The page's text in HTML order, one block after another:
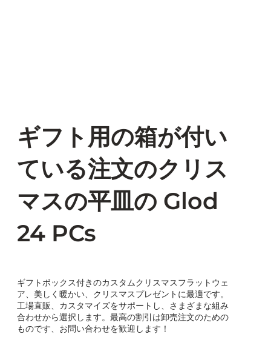
ギフト用の箱が付い
ている注文のクリス
マスの平皿の Glod
24 PCs
ギフトボックス付きのカスタムクリスマスフラットウェ
ア、美しく暖かい、クリスマスプレゼントに最適です。
工場直販、カスタマイズをサポートし、さまざまな組み
合わせから選択します。最高の割引は卸売注文のための
ものです、お問い合わせを歓迎します！